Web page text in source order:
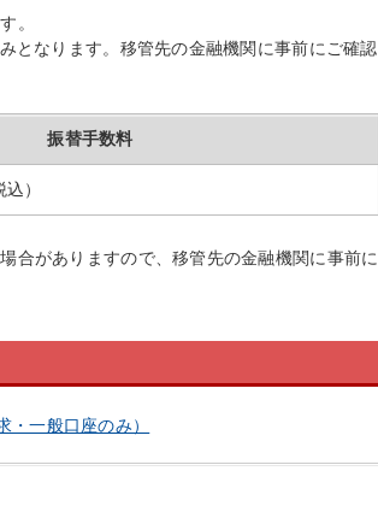
。
となります。移管先の金融機関に事前にご確認
振替手数料
）
合がありますので、移管先の金融機関に事前に
一般口座のみ）